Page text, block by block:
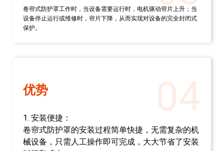
卷帘式防护罩工作时，当设备需要运行时，电机驱动帘片上升；当
设备停止运行或维修时，帘片下降，从而实现对设备的完全封闭式
保护。
04
优势
1. 安装便捷：
卷帘式防护罩的安装过程简单快捷，无需复杂的机
械设备，只需人工操作即可完成，大大节省了安装